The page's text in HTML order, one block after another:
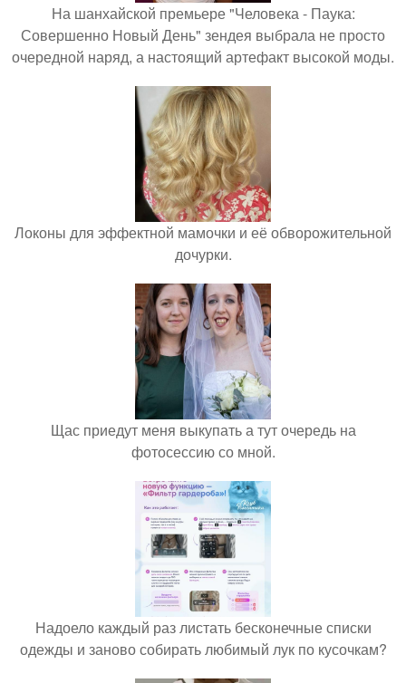
На шанхайской премьере "Человека - Паука:
Совершенно Новый День" зендея выбрала не просто
очередной наряд, а настоящий артефакт высокой моды.
Локоны для эффектной мамочки и её обворожительной
дочурки.
Щас приедут меня выкупать а тут очередь на
фотосессию со мной.
Надоело каждый раз листать бесконечные списки
одежды и заново собирать любимый лук по кусочкам?